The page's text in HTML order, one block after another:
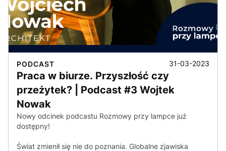
PODCAST 31-03-2023
Praca w biurze. Przyszłość czy
przeżytek? | Podcast #3 Wojtek
Nowak
Nowy odcinek podcastu Rozmowy przy lampce już
dostępny!
Świat zmienił się nie do poznania. Globalne zjawiska